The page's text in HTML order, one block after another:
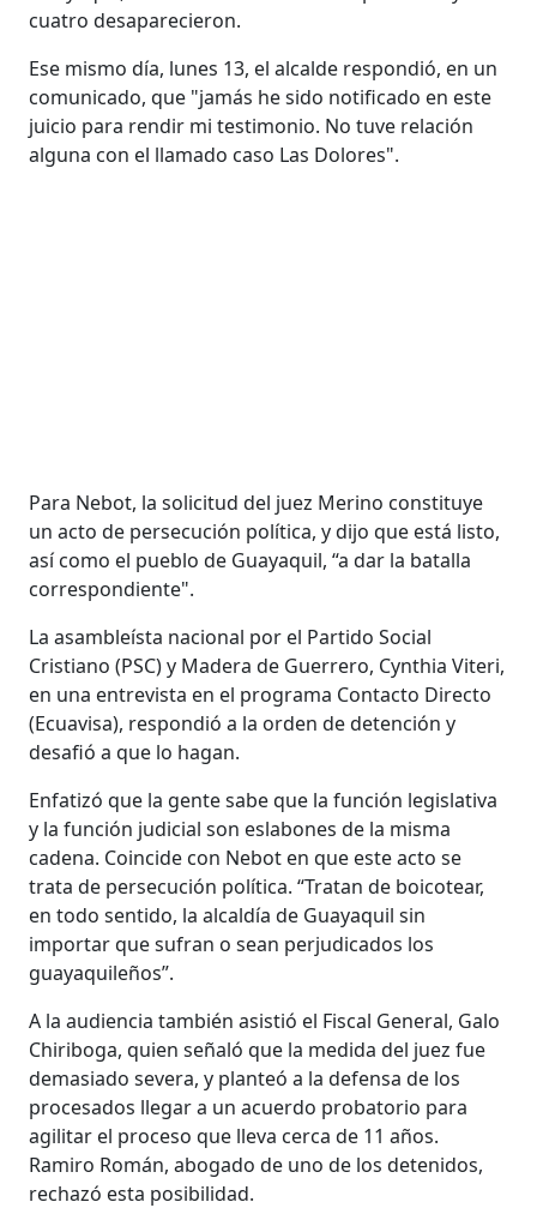
cuatro desaparecieron.
Ese mismo día, lunes 13, el alcalde respondió, en un
comunicado, que "jamás he sido notificado en este
juicio para rendir mi testimonio. No tuve relación
alguna con el llamado caso Las Dolores".
Para Nebot, la solicitud del juez Merino constituye
un acto de persecución política, y dijo que está listo,
así como el pueblo de Guayaquil, “a dar la batalla
correspondiente".
La asambleísta nacional por el Partido Social
Cristiano (PSC) y Madera de Guerrero, Cynthia Viteri,
en una entrevista en el programa Contacto Directo
(Ecuavisa), respondió a la orden de detención y
desafió a que lo hagan.
Enfatizó que la gente sabe que la función legislativa
y la función judicial son eslabones de la misma
cadena. Coincide con Nebot en que este acto se
trata de persecución política. “Tratan de boicotear,
en todo sentido, la alcaldía de Guayaquil sin
importar que sufran o sean perjudicados los
guayaquileños”.
A la audiencia también asistió el Fiscal General, Galo
Chiriboga, quien señaló que la medida del juez fue
demasiado severa, y planteó a la defensa de los
procesados llegar a un acuerdo probatorio para
agilitar el proceso que lleva cerca de 11 años.
Ramiro Román, abogado de uno de los detenidos,
rechazó esta posibilidad.